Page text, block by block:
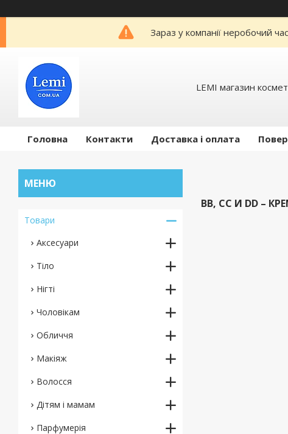
Зараз у компанії неробочий
LEMI магазин
Головна Контакти Доставка і оплата
BB, CC И DD –
Товари
Аксесуари
Тіло
Нігті
Чоловікам
Обличчя
Макіяж
Волосся
Дітям і мамам
Парфумерія